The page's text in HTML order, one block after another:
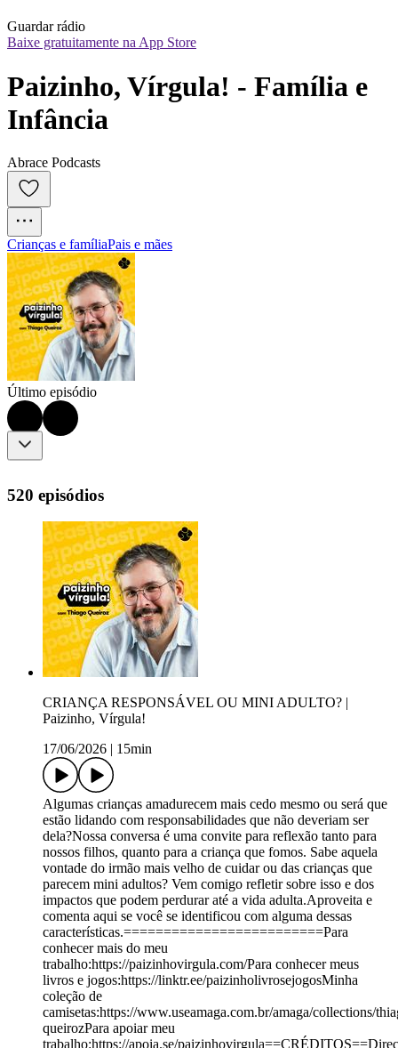
Guardar rádio
Baixe gratuitamente na App Store
Paizinho, Vírgula! - Família e
Infância
Abrace Podcasts
Crianças e famíliaPais e mães
Último episódio
520 episódios
CRIANÇA RESPONSÁVEL OU MINI ADULTO? |
Paizinho, Vírgula!
17/06/2026
15min
Algumas crianças amadurecem mais cedo mesmo ou será que
estão lidando com responsabilidades que não deveriam ser
dela?Nossa conversa é uma convite para reflexão tanto para
nossos filhos, quanto para a criança que fomos. Sabe aquela
vontade do irmão mais velho de cuidar ou das crianças que
parecem mini adultos? Vem comigo refletir sobre isso e dos
impactos que podem perdurar até a vida adulta.Aproveita e
comenta aqui se você se identificou com alguma dessas
características.=========================Para
conhecer mais do meu
trabalho:https://paizinhovirgula.com/Para conhecer meus
livros e jogos:https://linktr.ee/paizinholivrosejogosMinha
coleção de
camisetas:https://www.useamaga.com.br/amaga/collections/
queirozPara apoiar meu
trabalho:https://apoia.se/